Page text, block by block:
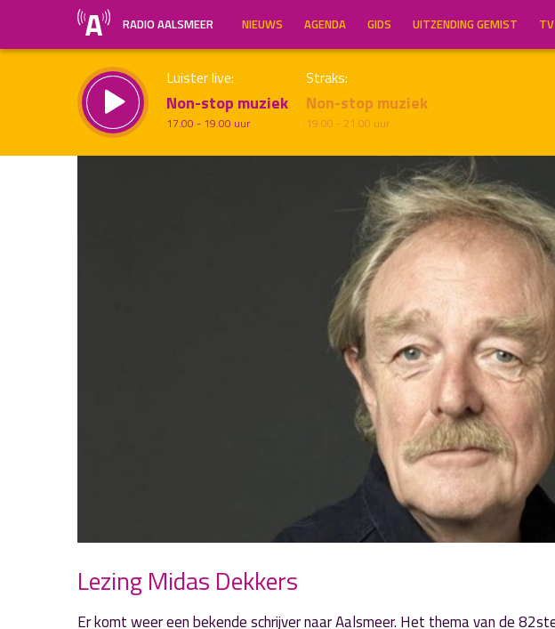
RADIO AALSMEER NIEUWS AGENDA GIDS UITZENDING GEMIST TV
Luister live:
Non-stop muziek
17.00 - 19.00 uur
Straks:
Non-stop muziek
19.00 - 21.00 uur
Lezing Midas Dekkers
Er komt weer een bekende schrijver naar Aalsmeer. Het thema van de